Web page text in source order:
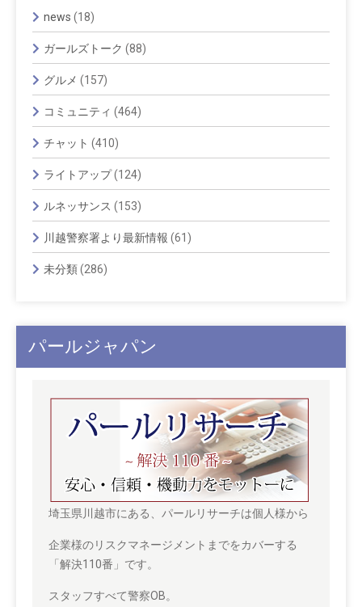
news (18)
ガールズトーク (88)
グルメ (157)
コミュニティ (464)
チャット (410)
ライトアップ(124)
ルネッサンス (153)
川越警察署より最新情報 (61)
未分類(286)
パールジャパン
埼玉県川越市にある、パールリサーチは個人様から
企業様のリスクマネージメントまでをカバーする
「解決110番」です。
スタッフすべて警察OB。